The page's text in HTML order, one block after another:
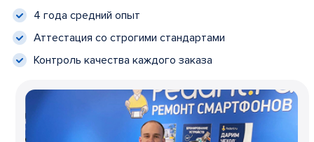
4 года средний опыт
Аттестация со строгими стандартами
Контроль качества каждого заказа